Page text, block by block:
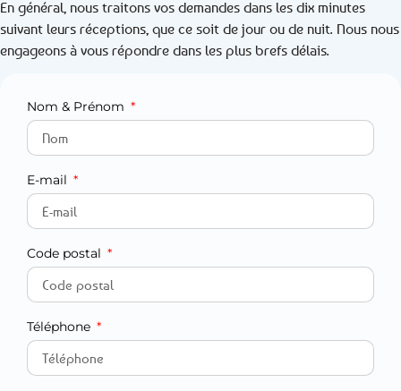
En général, nous traitons vos demandes dans les dix minutes
suivant leurs réceptions, que ce soit de jour ou de nuit. Nous nous
engageons à vous répondre dans les plus brefs délais.
Nom & Prénom
E-mail
Code postal
Téléphone